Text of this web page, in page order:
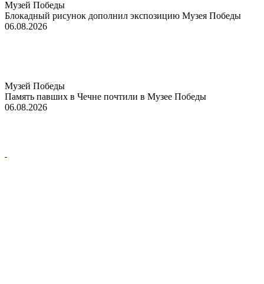
Музей Победы
Блокадный рисунок дополнил экспозицию Музея Победы
06.08.2026
Музей Победы
Память павших в Чечне почтили в Музее Победы
06.08.2026